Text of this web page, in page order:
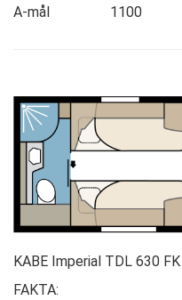
A-mål 1100
KABE Imperial TDL 630
FAKTA: